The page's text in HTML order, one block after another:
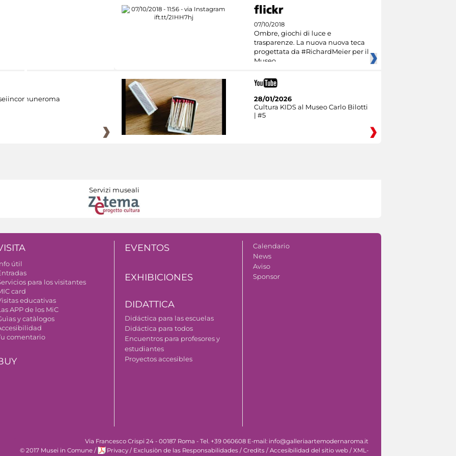
07/10/2018
Ombre, giochi di luce e
trasparenze. La nuova nuova teca
progettata da #RichardMeier per il
Museo
28/01/2026
Cultura KIDS al Museo Carlo Bilotti
| #5
Servizi museali
útil
para los visitantes
card
educativas
APP de los MiC
y catàlogos
comentario
EVENTOS
EXHIBICIONES
DIDATTICA
Didáctica para las escuelas
Didáctica para todos
Encuentros para profesores y
estudiantes
Proyectos accesibles
Calendario
News
Aviso
Sponsor
Via Francesco Crispi 24 - 00187 Roma - Tel. +39 060608 E-mail: info@galleriaartemodernaroma.it
© 2017 Musei in Comune / Privacy / Exclusiòn de las Responsabilidades / Credits / Accesibilidad del sitio web / XML-